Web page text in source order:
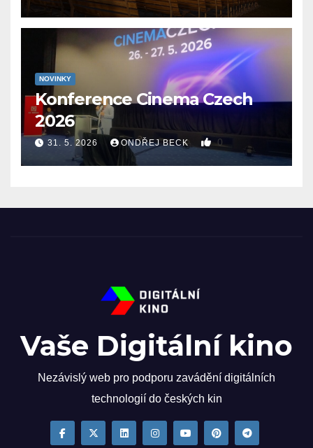
NOVINKY
Konference Cinema Czech
2026
31. 5. 2026 ONDŘEJ BECK 0
Vaše Digitální kino
Nezávislý web pro podporu zavádění digitálních
technologií do českých kin